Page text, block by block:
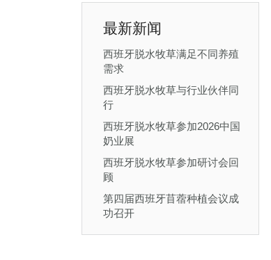
最新新闻
西班牙脱水牧草满足不同养殖
需求
西班牙脱水牧草与行业伙伴同
行
西班牙脱水牧草参加2026中国
奶业展
西班牙脱水牧草参加研讨会回
顾
第四届西班牙苜蓿种植会议成
功召开